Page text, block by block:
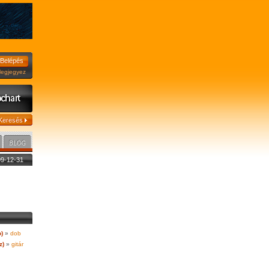
12-31
» dob
» gitár